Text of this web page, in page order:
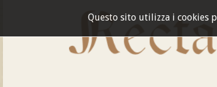
Questo sito utilizza i cookies